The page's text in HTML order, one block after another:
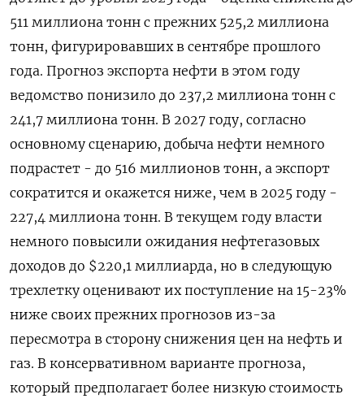
511 миллиона тонн ​с прежних 525,2 миллиона
тонн, фигурировавших в сентябре прошлого
года. Прогноз экспорта нефти в ‌этом году
ведомство понизило до 237,2 миллиона тонн с
241,7 миллиона тонн. В ​2027 году, согласно
основному сценарию, добыча нефти немного
подрастет - до 516 миллионов тонн, а ‌экспорт
сократится и окажется ниже, чем в 2025 году -
227,4 миллиона тонн. В текущем году власти
немного повысили ожидания нефтегазовых
доходов до $220,1 миллиарда, но ​в следующую
трехлетку ​оценивают их поступление на ‌15-23%
ниже своих прежних прогнозов из-за
пересмотра в сторону снижения цен на нефть ​и
газ. В консервативном варианте прогноза,
который предполагает более низкую стоимость